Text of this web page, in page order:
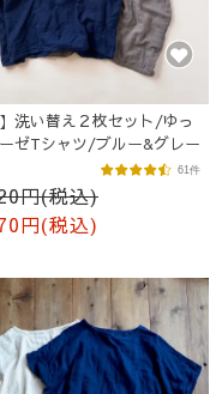
】洗い替え２枚セット/ゆっ
ゼTシャツ/ブルー&グレー
円(税込)
円(税込)
61件